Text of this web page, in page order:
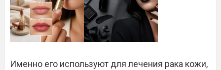
Именно его используют для лечения рака кожи,